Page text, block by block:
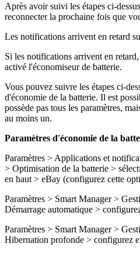
Après avoir suivi les étapes ci-
reconnecter la prochaine fois que
Les notifications arrivent en retard
Si les notifications arrivent en
activé l'économiseur de batterie.
Vous pouvez suivre les étapes ci-
d'économie de la batterie. Il est
possède pas tous les paramètres,
au moins un.
Paramètres d'économie de la
Paramètres > Applications et
> Optimisation de la batterie >
en haut > eBay (configurez cette
Paramètres > Smart Manager >
Démarrage automatique >
Paramètres > Smart Manager >
Hibernation profonde > configurez